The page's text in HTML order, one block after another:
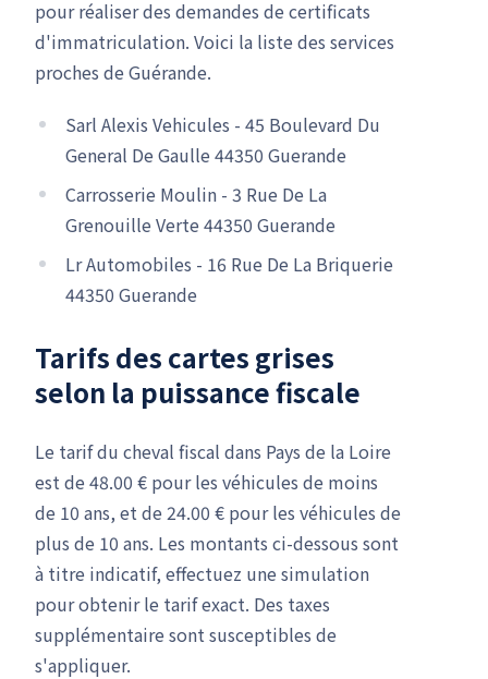
pour réaliser des demandes de certificats
d'immatriculation. Voici la liste des services
proches de Guérande.
Sarl Alexis Vehicules - 45 Boulevard Du
General De Gaulle 44350 Guerande
Carrosserie Moulin - 3 Rue De La
Grenouille Verte 44350 Guerande
Lr Automobiles - 16 Rue De La Briquerie
44350 Guerande
Tarifs des cartes grises
selon la puissance fiscale
Le tarif du cheval fiscal dans Pays de la Loire
est de 48.00 € pour les véhicules de moins
de 10 ans, et de 24.00 € pour les véhicules de
plus de 10 ans. Les montants ci-dessous sont
à titre indicatif, effectuez une simulation
pour obtenir le tarif exact. Des taxes
supplémentaire sont susceptibles de
s'appliquer.